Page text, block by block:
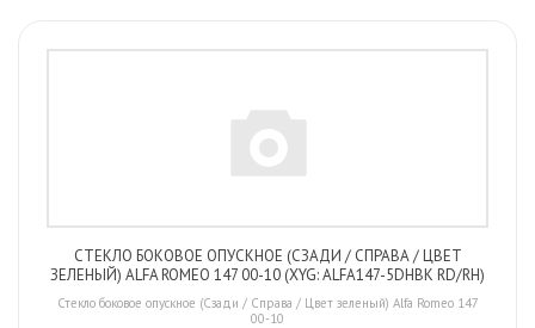
СТЕКЛО БОКОВОЕ ОПУСКНОЕ (СЗАДИ / СПРАВА / ЦВЕТ
ЗЕЛЕНЫЙ) ALFA ROMEO 147 00-10 (XYG: ALFA147-5DHBK RD/RH)
Стекло боковое опускное (Сзади / Справа / Цвет зеленый) Alfa Romeo 147
00-10